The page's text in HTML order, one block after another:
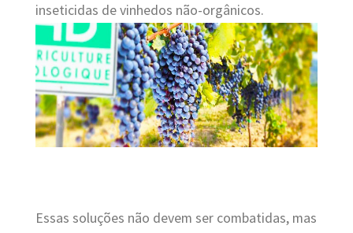
inseticidas de vinhedos não-orgânicos.
Essas soluções não devem ser combatidas, mas